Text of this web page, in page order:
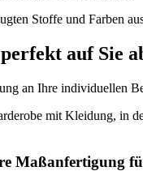
Stoffe und Farben
auf Sie
an Ihre individuellen
mit Kleidung, in
Maßanfertigung